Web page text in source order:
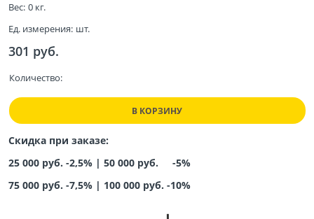
Вес: 0 кг.
Ед. измерения: шт.
301 руб.
Количество:
В КОРЗИНУ
Скидка при заказе:
25 000 руб. -2,5% | 50 000 руб. -5%
75 000 руб. -7,5% | 100 000 руб. -10%